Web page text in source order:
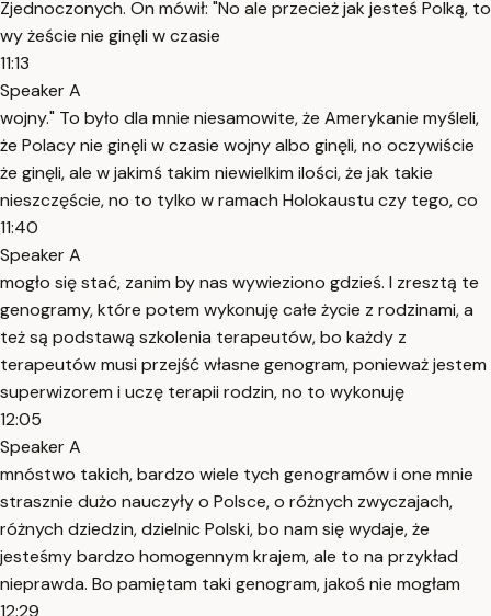
Zjednoczonych. On mówił: "No ale przecież jak jesteś Polką, to
wy żeście nie ginęli w czasie
11:13
Speaker A
wojny." To było dla mnie niesamowite, że Amerykanie myśleli,
że Polacy nie ginęli w czasie wojny albo ginęli, no oczywiście
że ginęli, ale w jakimś takim niewielkim ilości, że jak takie
nieszczęście, no to tylko w ramach Holokaustu czy tego, co
11:40
Speaker A
mogło się stać, zanim by nas wywieziono gdzieś. I zresztą te
genogramy, które potem wykonuję całe życie z rodzinami, a
też są podstawą szkolenia terapeutów, bo każdy z
terapeutów musi przejść własne genogram, ponieważ jestem
superwizorem i uczę terapii rodzin, no to wykonuję
12:05
Speaker A
mnóstwo takich, bardzo wiele tych genogramów i one mnie
strasznie dużo nauczyły o Polsce, o różnych zwyczajach,
różnych dziedzin, dzielnic Polski, bo nam się wydaje, że
jesteśmy bardzo homogennym krajem, ale to na przykład
nieprawda. Bo pamiętam taki genogram, jakoś nie mogłam
12:29